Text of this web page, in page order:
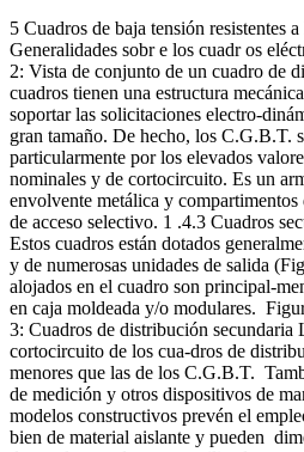
5 Cuadros de baja tensión resistentes
Generalidades sobr e los cuadr os
2: Vista de conjunto de un cuadro de
cuadros tienen una estructura
soportar las solicitaciones electro-
gran tamaño. De hecho, los C.G.B.T.
particularmente por los elevados
nominales y de cortocircuito. Es un
envolvente metálica y
de acceso selectivo. 1 .4.3 Cuadros
Estos cuadros están dotados
y de numerosas unidades de salida
alojados en el cuadro son principal-
en caja moldeada y/o modulares.
3: Cuadros de distribución secundaria
cortocircuito de los cua-dros de
menores que las de los C.G.B.T.
de medición y otros dispositivos de
modelos constructivos prevén el
bien de material aislante y pueden